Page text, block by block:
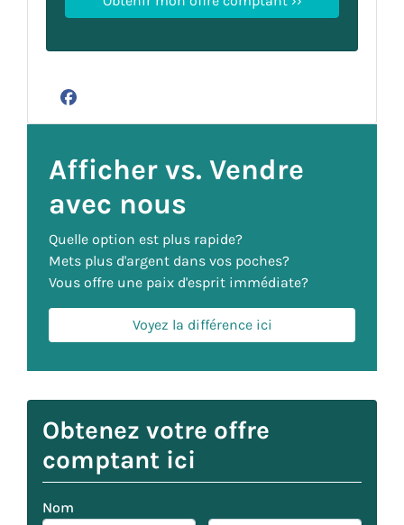
Facebook
Afficher vs. Vendre
avec nous
Quelle option est plus rapide?
Mets plus d'argent dans vos poches?
Vous offre une paix d'esprit immédiate?
Voyez la différence ici
Obtenez votre offre
comptant ici
Nom